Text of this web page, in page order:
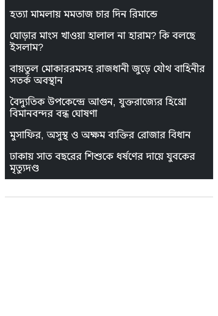
হত্যা মামলায় মমতাজ চার দিন রিমান্ডে
ঘোড়ার মাংস খাওয়া হালাল না হারাম? কি বলছে
ইসলাম?
বায়তুল মোকাররমসহ রাজধানী জুড়ে যৌথ বাহিনীর
সতর্ক অবস্থান
বৈদ্যুতিক উপকেন্দ্রে আগুন, যুক্তরাজ্যের হিথ্রো
বিমানবন্দর বন্ধ ঘোষণা
মুসাফির, অসুস্থ ও অক্ষম ব্যক্তির রোজার বিধান
ঢাকায় সাত বছরের শিশুকে ধর্ষণের দায়ে যুবকের
মৃত্যুদণ্ড